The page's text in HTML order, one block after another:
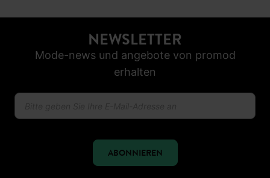
NEWSLETTER
Mode-news und angebote von promod
erhalten
ABONNIEREN